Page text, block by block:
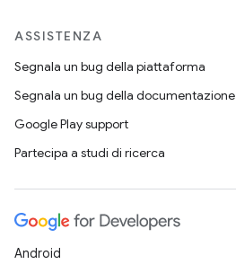
ASSISTENZA
Segnala un bug della piattaforma
Segnala un bug della documentazione
Google Play support
Partecipa a studi di ricerca
Android